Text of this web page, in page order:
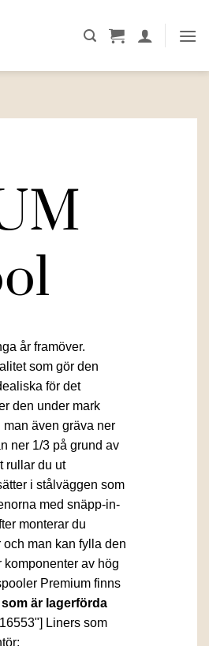
år framöver.
som gör den
för det
den under mark
även gräva ner
ner 1/3 på grund av
rullar du ut
i stålväggen som
med snäpp-in-
monterar du
man kan fylla den
av hög
Premium finns
som är lagerförda
Liners som